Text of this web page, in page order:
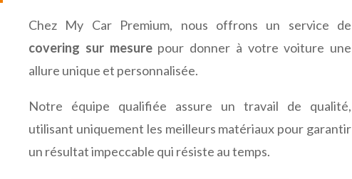
Chez My Car Premium, nous offrons un service de
covering sur mesurepour donner à votre voiture une
allure unique et personnalisée.
Notre équipe qualifiée assure un travail de qualité,
utilisant uniquement les meilleurs matériaux pour garantir
un résultat impeccable qui résiste au temps.